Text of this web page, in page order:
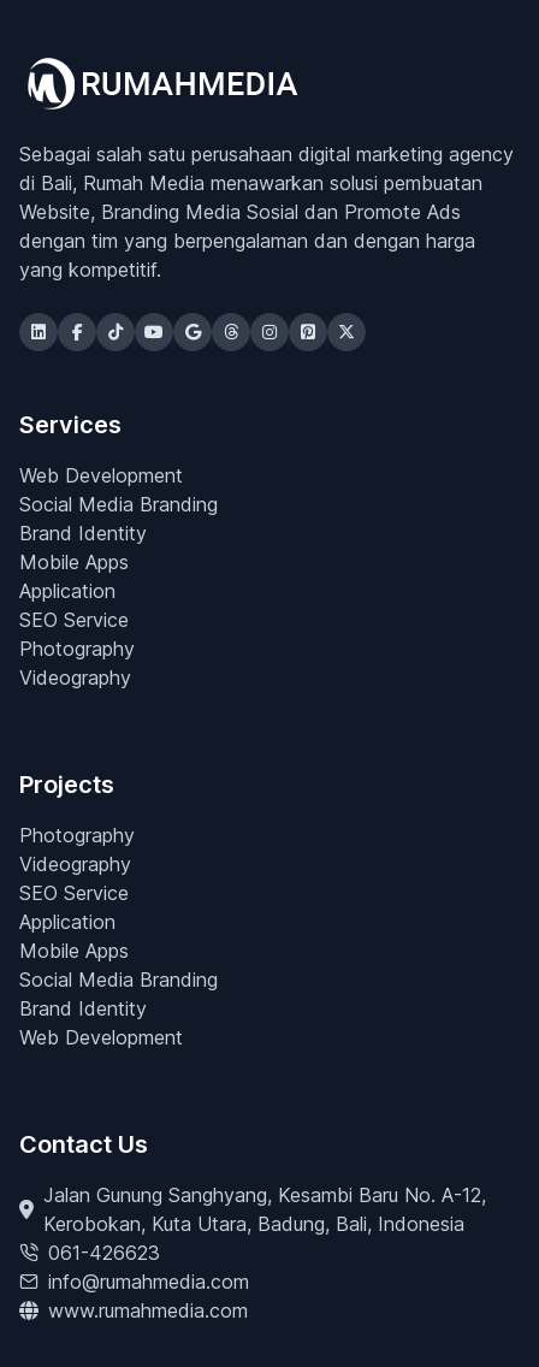
Sebagai salah satu perusahaan digital marketing agency
di Bali, Rumah Media menawarkan solusi pembuatan
Website, Branding Media Sosial dan Promote Ads
dengan tim yang berpengalaman dan dengan harga
yang kompetitif.
Services
Web Development
Social Media Branding
Brand Identity
Mobile Apps
Application
SEO Service
Photography
Videography
Projects
Photography
Videography
SEO Service
Application
Mobile Apps
Social Media Branding
Brand Identity
Web Development
Contact Us
Jalan Gunung Sanghyang, Kesambi Baru No. A-12,
Kerobokan, Kuta Utara, Badung, Bali, Indonesia
061-426623
info@rumahmedia.com
www.rumahmedia.com